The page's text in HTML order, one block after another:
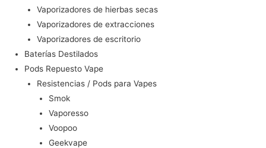
Vaporizadores de hierbas secas
Vaporizadores de extracciones
Vaporizadores de escritorio
Baterías Destilados
Pods Repuesto Vape
Resistencias / Pods para Vapes
Smok
Vaporesso
Voopoo
Geekvape